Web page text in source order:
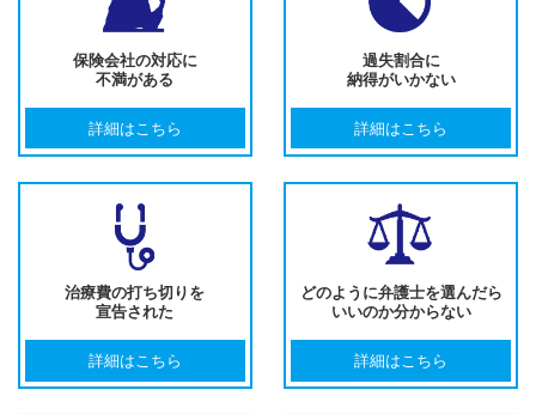
保険会社の対応に
不満がある
詳細はこちら
過失割合に
納得がいかない
詳細はこちら
治療費の打ち切りを
宣告された
詳細はこちら
どのように弁護士を選んだら
いいのか分からない
詳細はこちら